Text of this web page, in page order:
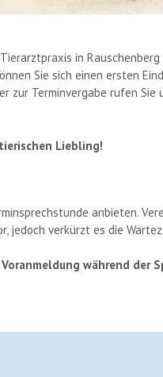
in
Sie sich einen ersten
zur Terminvergabe rufen
Liebling!
anbieten.
jedoch verkürzt es die
während der